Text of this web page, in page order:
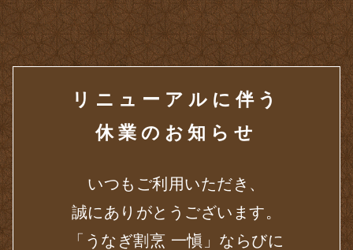
リニューアルに伴う
休業のお知らせ
いつもご利用いただき、
誠にありがとうございます。
「うなぎ割烹 一愼」ならびに